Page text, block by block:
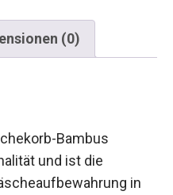
(0)
Bambus
und ist die
in